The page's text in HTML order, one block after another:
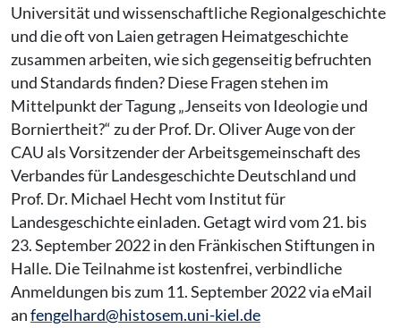
Universität und wissenschaftliche Regionalgeschichte
und die oft von Laien getragen Heimatgeschichte
zusammen arbeiten, wie sich gegenseitig befruchten
und Standards finden? Diese Fragen stehen im
Mittelpunkt der Tagung „Jenseits von Ideologie und
Borniertheit?“ zu der Prof. Dr. Oliver Auge von der
CAU als Vorsitzender der Arbeitsgemeinschaft des
Verbandes für Landesgeschichte Deutschland und
Prof. Dr. Michael Hecht vom Institut für
Landesgeschichte einladen. Getagt wird vom 21. bis
23. September 2022 in den Fränkischen Stiftungen in
Halle. Die Teilnahme ist kostenfrei, verbindliche
Anmeldungen bis zum 11. September 2022 via eMail
anfengelhard@histosem.uni-kiel.de